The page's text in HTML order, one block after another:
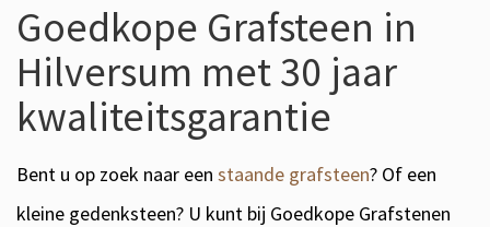
Goedkope Grafsteen in
Hilversum met 30 jaar
kwaliteitsgarantie
Bent u op zoek naar een staande grafsteen? Of een
kleine gedenksteen? U kunt bij Goedkope Grafstenen